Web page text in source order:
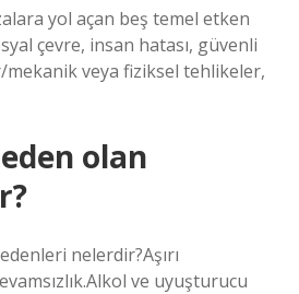
yol açan beş temel etken
çevre, insan hatası, güvenli
veya fiziksel tehlikeler,
olan
nelerdir?Aşırı
ve uyuşturucu